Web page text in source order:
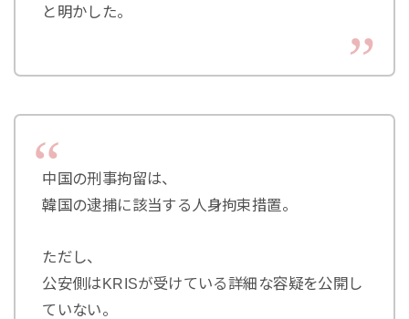
と明かした。
中国の刑事拘留は、
韓国の逮捕に該当する人身拘束措置。
ただし、
公安側はKRISが受けている詳細な容疑を公開し
ていない。